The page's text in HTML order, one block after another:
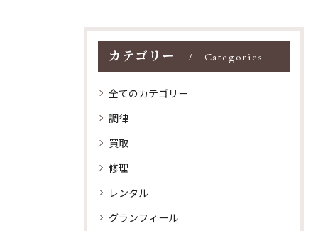
カテゴリー Categories
全てのカテゴリー
調律
買取
修理
レンタル
グランフィール